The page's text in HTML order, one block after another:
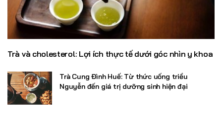
Trà và cholesterol: Lợi ích thực tế dưới góc nhìn y khoa
Trà Cung Đình Huế: Từ thức uống triều
Nguyễn đến giá trị dưỡng sinh hiện đại